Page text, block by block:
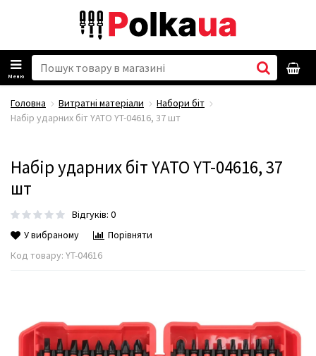
Меню
Головна Витратні матеріали
Набори біт
Набір ударних біт YATO YT-04616, 37 шт
Набір ударних біт YATO YT-04616, 37
шт
Відгуків: 0
У вибраному
Порівняти
Код товару: YT-04616